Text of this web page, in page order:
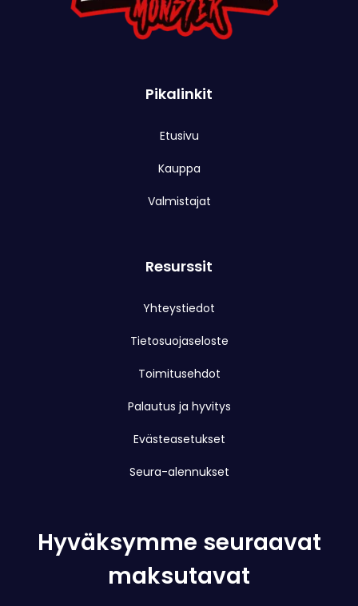
Pikalinkit
Etusivu
Kauppa
Valmistajat
Resurssit
Yhteystiedot
Tietosuojaseloste
Toimitusehdot
Palautus ja hyvitys
Evästeasetukset
Seura-alennukset
Hyväksymme seuraavat
maksutavat